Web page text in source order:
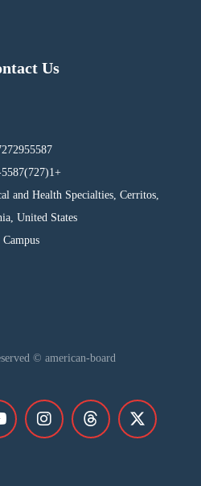
Us
5587(727)1+
and Health Specialties, Cerritos,
United States
Campus
© american-board